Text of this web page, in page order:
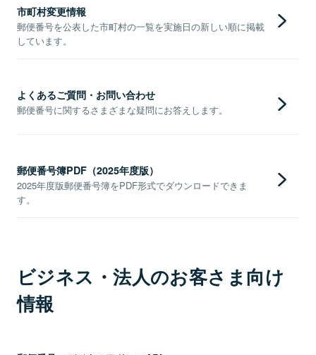
市町村変更情報
郵便番号を公表した市町村の一覧を実施日の新しい順に掲載
しています。
よくあるご質問・お問い合わせ
郵便番号に関するさまざまな疑問にお答えします。
郵便番号簿PDF（2025年度版）
2025年度版郵便番号簿をPDF形式でダウンロードできま
す。
ビジネス・法人のお客さま向け
情報